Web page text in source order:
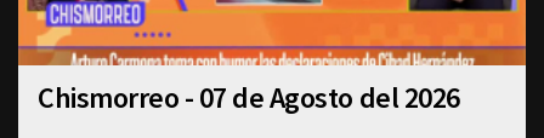
Chismorreo - 07 de Agosto del 2026